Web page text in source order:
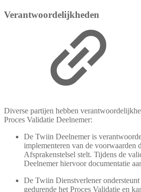
Verantwoordelijkheden
Diverse partijen hebben
Proces Validatie Deelnemer:
De Twiin Deelnemer is
implementeren van de voorwaarden
Afsprakenstelsel stelt. Tijdens de
Deelnemer hiervoor documentatie
De Twiin Dienstverlener
gedurende het Proces Validatie en